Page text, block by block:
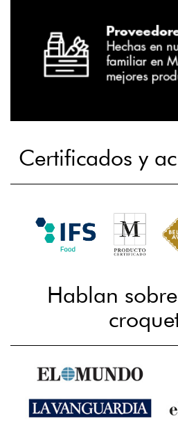
Certificados y
Hablan